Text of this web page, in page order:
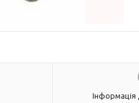
Інформація